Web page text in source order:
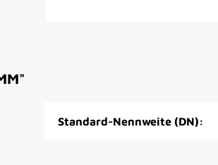
Standard-Nennweite (DN):